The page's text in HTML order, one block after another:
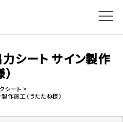
力シート サイン製作
シート
作施工（うたたね様）